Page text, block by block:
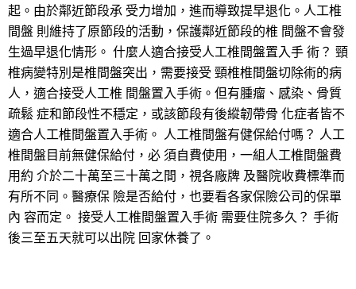
起。由於鄰近節段承 受力增加，進而導致提早退化。人工椎
間盤 則維持了原節段的活動，保護鄰近節段的椎 間盤不會發
生過早退化情形。 什麼人適合接受人工椎間盤置入手 術？ 頸
椎病變特別是椎間盤突出，需要接受 頸椎椎間盤切除術的病
人，適合接受人工椎 間盤置入手術。但有腫瘤、感染、骨質
疏鬆 症和節段性不穩定，或該節段有後縱韌帶骨 化症者皆不
適合人工椎間盤置入手術。 人工椎間盤有健保給付嗎？ 人工
椎間盤目前無健保給付，必 須自費使用，一組人工椎間盤費
用約 介於二十萬至三十萬之間，視各廠牌 及醫院收費標準而
有所不同。醫療保 險是否給付，也要看各家保險公司的保單
內 容而定。 接受人工椎間盤置入手術 需要住院多久？ 手術
後三至五天就可以出院 回家休養了。